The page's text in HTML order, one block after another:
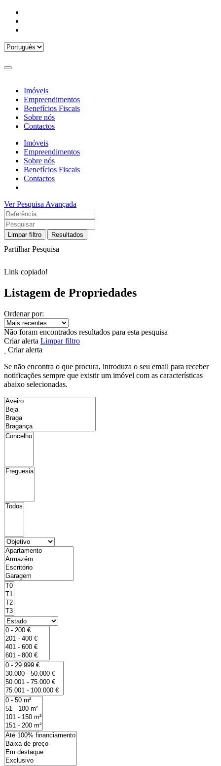
Imóveis
Empreendimentos
Benefícios Fiscais
Sobre nós
Contactos
Imóveis
Empreendimentos
Sobre nós
Benefícios Fiscais
Contactos
Ver Pesquisa Avançada
Limpar filtro Resultados
Partilhar Pesquisa
Link copiado!
Listagem de Propriedades
Ordenar por:
Não foram encontrados resultados para esta pesquisa
Criar alerta Limpar filtro
Criar alerta
Se não encontra o que procura, introduza o seu email para receber
notificações sempre que existir um imóvel com as características
abaixo selecionadas.